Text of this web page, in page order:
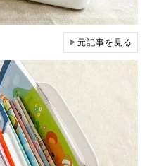
▶元記事を見る